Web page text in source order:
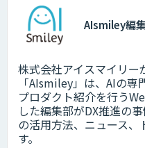
AIsmiley編
株式会社アイスマイリー
「AIsmiley」は、AIの
プロダクト紹介を行う
した編集部がDX推進の
の活用方法、ニュース
す。